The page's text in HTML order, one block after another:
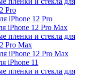
Pro
iPhone 12 Pro
iPhone 12 Pro Max
пленки и стекла для
Pro Max
iPhone 12 Pro Max
iPhone 11
пленки и стекла для